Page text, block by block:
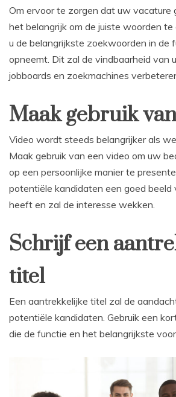
Om ervoor te zorgen dat uw vacature
het belangrijk om de juiste woorden te
u de belangrijkste zoekwoorden in de
opneemt. Dit zal de vindbaarheid van
jobboards en zoekmachines
Maak gebruik
Video wordt steeds belangrijker als
Maak gebruik van een video om uw
op een persoonlijke manier te
potentiële kandidaten een goed
heeft en zal de interesse wekken.
Schrijf een
titel
Een aantrekkelijke titel zal de
potentiële kandidaten. Gebruik een
die de functie en het belangrijkste